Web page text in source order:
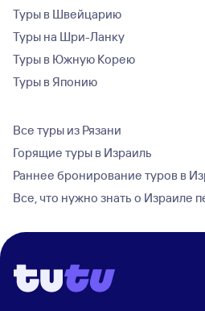
Туры в Швейцарию
Туры на Шри-Ланку
Туры в Южную Корею
Туры в Японию
Все туры из Рязани
Горящие туры в Израиль
Раннее бронирование туров в
Все, что нужно знать о Израиле